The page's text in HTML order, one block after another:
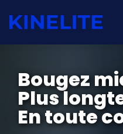
Bougez
Plus
En toute